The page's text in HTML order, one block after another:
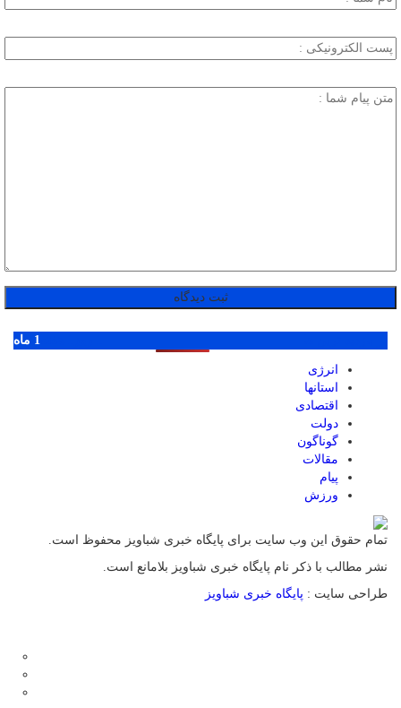
1 ماه
انرژی
استانها
اقتصادی
دولت
گوناگون
مقالات
پیام
ورزش
تمام حقوق این وب سایت برای پایگاه خبری شباویز محفوظ است.
نشر مطالب با ذکر نام پایگاه خبری شباویز بلامانع است.
طراحی سایت : پایگاه خبری شباویز